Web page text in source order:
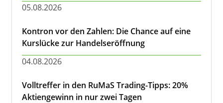
05.08.2026
Kontron vor den Zahlen: Die Chance auf eine
Kurslücke zur Handelseröffnung
04.08.2026
Volltreffer in den RuMaS Trading-Tipps: 20%
Aktiengewinn in nur zwei Tagen